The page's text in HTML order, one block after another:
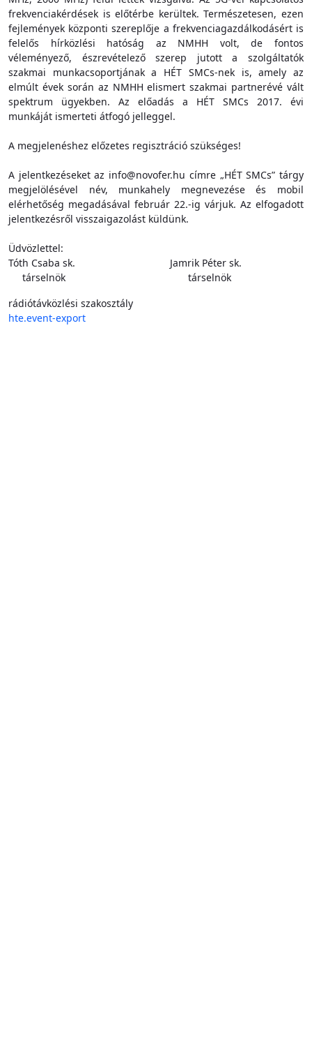
frekvenciakérdések is előtérbe kerültek. Természetesen, ezen
fejlemények központi szereplője a frekvenciagazdálkodásért is
felelős hírközlési hatóság az NMHH volt, de fontos
véleményező, észrevételező szerep jutott a szolgáltatók
szakmai munkacsoportjának a HÉT SMCs-nek is, amely az
elmúlt évek során az NMHH elismert szakmai partnerévé vált
spektrum ügyekben. Az előadás a HÉT SMCs 2017. évi
munkáját ismerteti átfogó jelleggel.
A megjelenéshez előzetes regisztráció szükséges!
A jelentkezéseket az info@novofer.hu címre „HÉT SMCs” tárgy
megjelölésével név, munkahely megnevezése és mobil
elérhetőség megadásával február 22.-ig várjuk. Az elfogadott
jelentkezésről visszaigazolást küldünk.
Üdvözlettel:
Tóth Csaba sk. Jamrik Péter sk.
társelnök társelnök
rádiótávközlési szakosztály
hte.event-export